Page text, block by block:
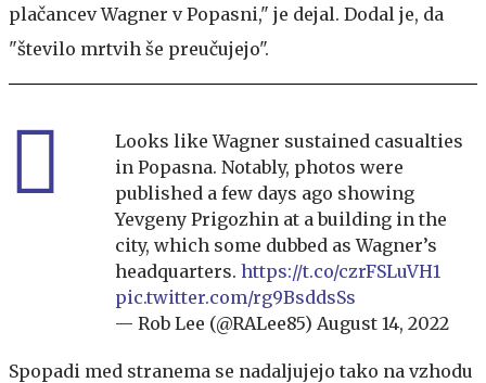
plačancev Wagner v Popasni," je dejal. Dodal je, da
"število mrtvih še preučujejo".
Looks like Wagner sustained casualties
in Popasna. Notably, photos were
published a few days ago showing
Yevgeny Prigozhin at a building in the
city, which some dubbed as Wagner’s
headquarters. https://t.co/czrFSLuVH1
pic.twitter.com/rg9BsddsSs
— Rob Lee (@RALee85) August 14, 2022
Spopadi med stranema se nadaljujejo tako na vzhodu